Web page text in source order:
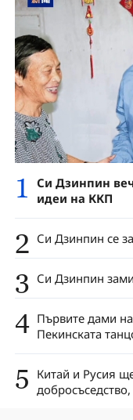
1 Си Дзинпин
идеи на ККП
2 Си Дзинпин се
3 Си Дзинпин
4 Първите дами
Пекинската
5 Китай и Русия